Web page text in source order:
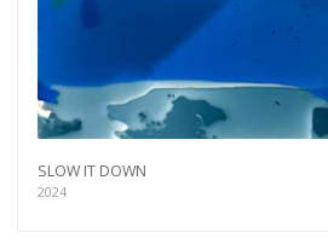
SLOW IT DOWN
2024